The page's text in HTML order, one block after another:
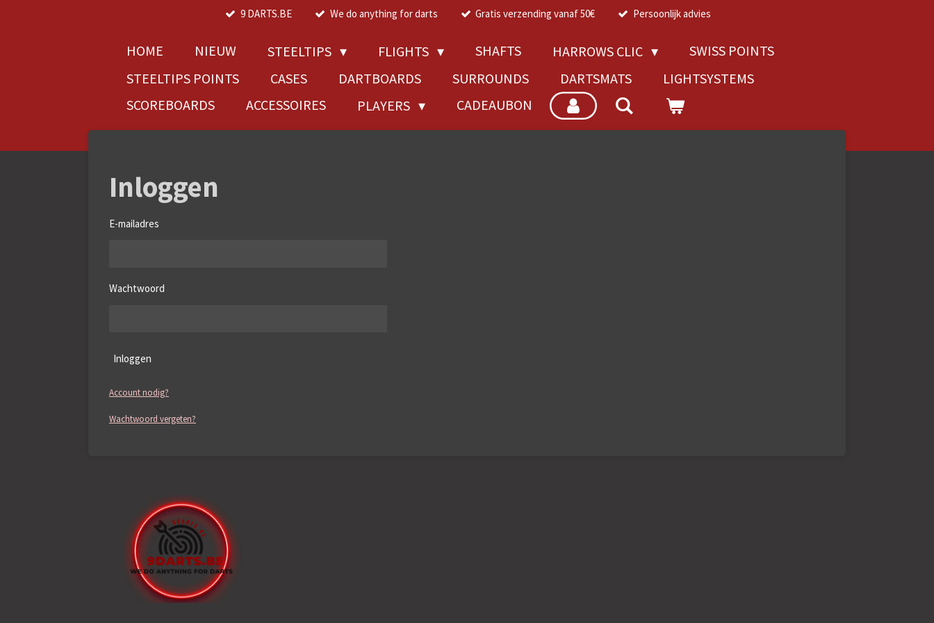
9 DARTS.BE We do anything for darts Gratis verzending vanaf 50€ Persoonlijk advies
HOME NIEUW STEELTIPS FLIGHTS SHAFTS HARROWS CLIC
SWISS POINTS
STEELTIPS POINTS
CASES DARTBOARDS SURROUNDS DARTSMATS
LIGHTSYSTEMS
SCOREBOARDS
ACCESSOIRES PLAYERS CADEAUBON
Inloggen
E-mailadres
Wachtwoord
Inloggen
Account nodig?
Wachtwoord vergeten?